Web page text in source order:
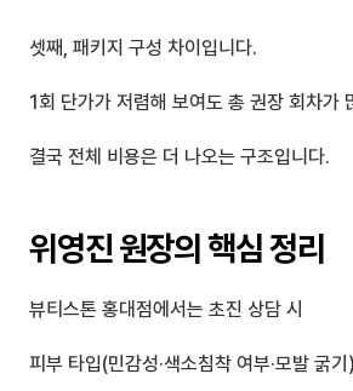
셋째, 패키지 구성 차이입니다.
1회 단가가 저렴해 보여도 총 권장 회차가
결국 전체 비용은 더 나오는 구조입니다.
위영진 원장의 핵심 정리
뷰티스톤 홍대점에서는 초진 상담 시
피부 타입(민감성·색소침착 여부·모발 굵